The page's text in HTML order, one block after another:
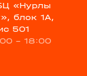
«Нурлы
блок 1А,
501
- 18:00